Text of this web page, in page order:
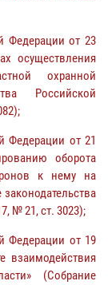
Федерации от 23
осуществления
охранной
Российской
Федерации от 21
оборота
к нему на
№ 21, ст. 3023);
Федерации от 19
взаимодействия
(Собрание